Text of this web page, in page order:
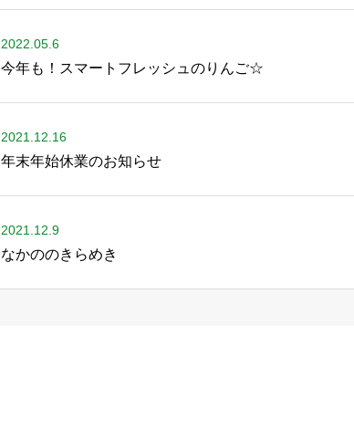
2022.05.6
今年も！スマートフレッシュのりんご☆
2021.12.16
年末年始休業のお知らせ
2021.12.9
なかののきらめき